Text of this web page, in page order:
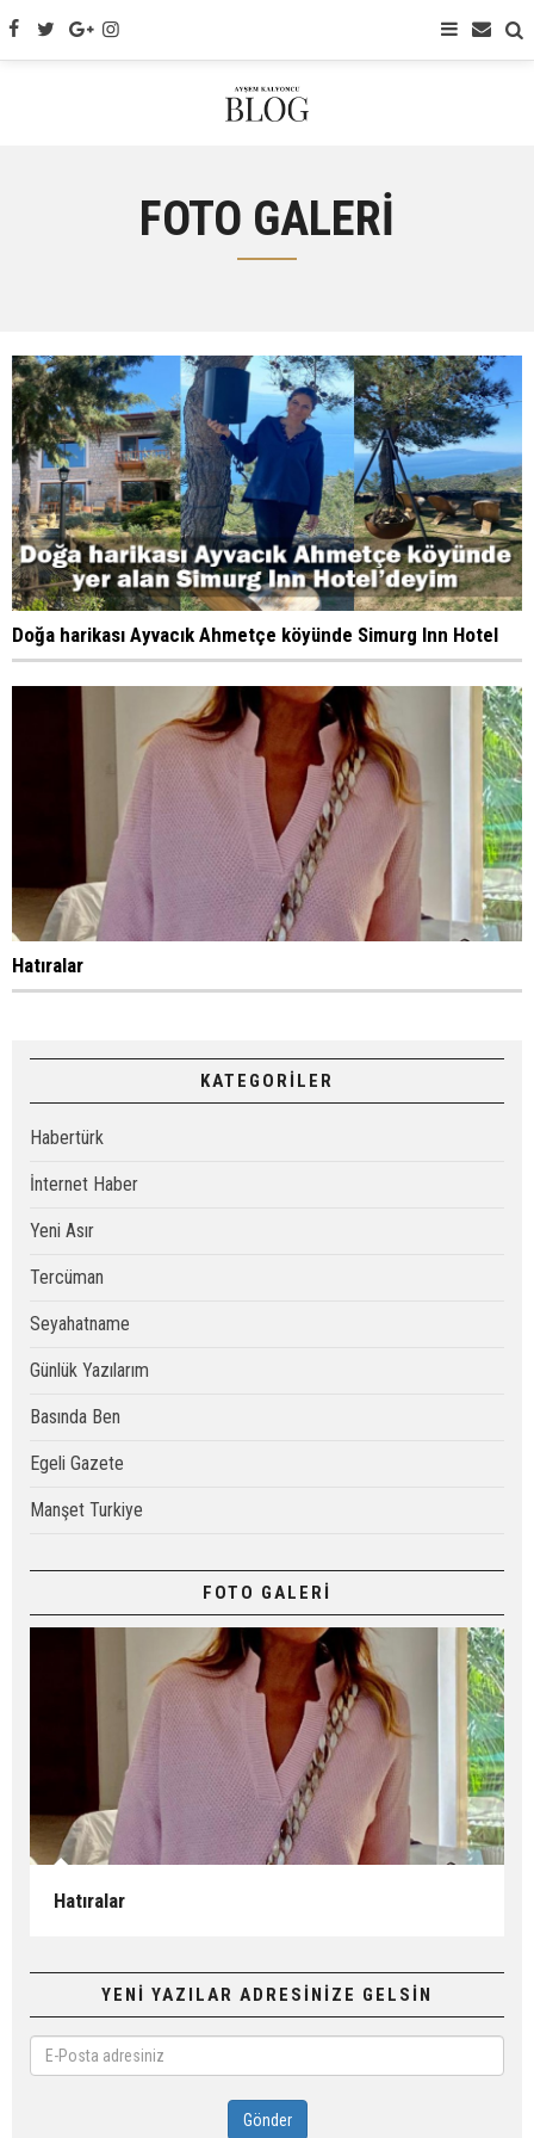
FOTO GALERİ
Doğa harikası Ayvacık Ahmetçe köyünde Simurg Inn Hotel
Hatıralar
KATEGORİLER
Habertürk
İnternet Haber
Yeni Asır
Tercüman
Seyahatname
Günlük Yazılarım
Basında Ben
Egeli Gazete
Manşet Turkiye
FOTO GALERİ
Hatıralar
YENİ YAZILAR ADRESİNİZE GELSİN
Posta
adresiniz
Gönder